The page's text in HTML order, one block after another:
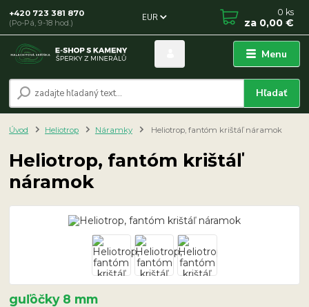
Menu
EUR
Hľadať
+420 723 381 870
(Po-Pá, 9-18 hod.)
0 ks
za 0,00 €
Úvod Heliotrop Náramky Heliotrop, fantóm krištáľ náramok
Heliotrop, fantóm krištáľ
náramok
guľôčky 8 mm